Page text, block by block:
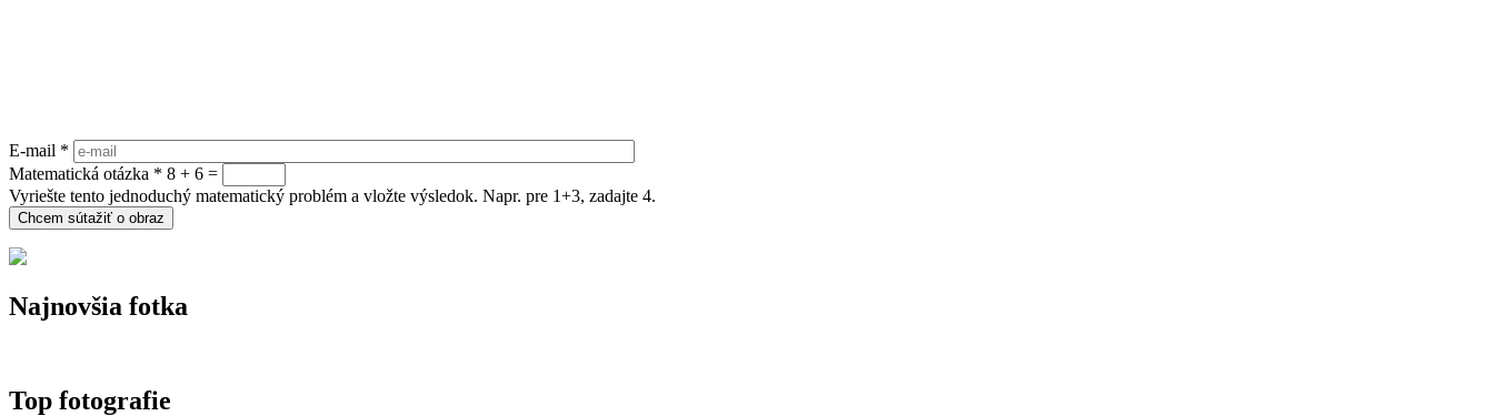
E-mail *
Matematická otázka * 8 + 6 =
Vyriešte tento jednoduchý matematický problém a vložte výsledok. Napr. pre 1+3, zadajte 4.
Najnovšia fotka
Top fotografie